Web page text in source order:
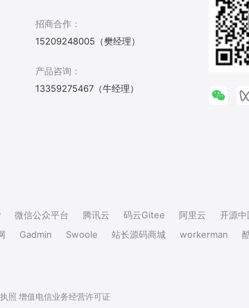
招商合作：
15209248005（樊经理）
产品咨询：
13359275467（牛经理）
微信公众平台 腾讯云 码云Gitee 阿里云
开源中
Gadmin Swoole 站长源码商城 workerman
照 增值电信业务经营许可证